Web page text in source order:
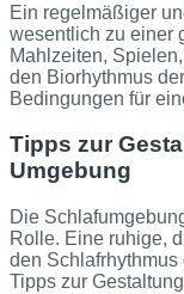
Ein regelmäßiger
wesentlich zu einer
Mahlzeiten,
den Biorhythmus
Bedingungen für
Tipps zur
Umgebung
Die
Rolle. Eine ruhige,
den
Tipps zur